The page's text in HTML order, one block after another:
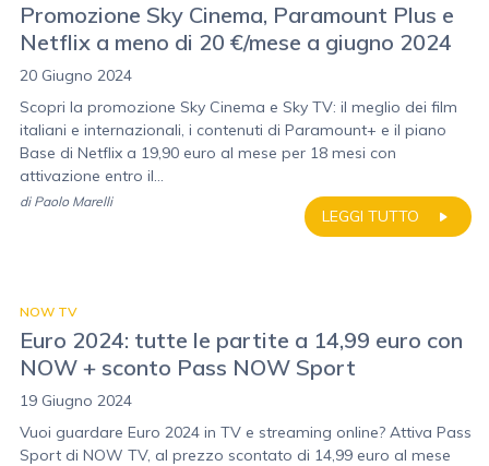
Promozione Sky Cinema, Paramount Plus e
Netflix a meno di 20 €/mese a giugno 2024
20 Giugno 2024
Scopri la promozione Sky Cinema e Sky TV: il meglio dei film
italiani e internazionali, i contenuti di Paramount+ e il piano
Base di Netflix a 19,90 euro al mese per 18 mesi con
attivazione entro il...
LEGGI TUTTO
di Paolo Marelli
NOW TV
Euro 2024: tutte le partite a 14,99 euro con
NOW + sconto Pass NOW Sport
19 Giugno 2024
Vuoi guardare Euro 2024 in TV e streaming online? Attiva Pass
Sport di NOW TV, al prezzo scontato di 14,99 euro al mese